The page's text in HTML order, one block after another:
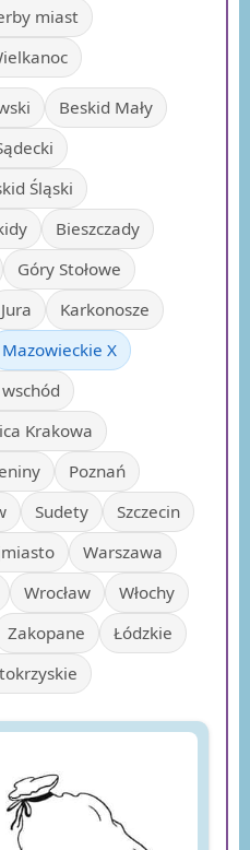
miast
Beskid Mały
Śląski
Bieszczady
Góry Stołowe
Jura
Karkonosze
Mazowieckie X
Krakowa
Poznań
Sudety
Szczecin
Warszawa
Wrocław
Włochy
Zakopane
Łódzkie